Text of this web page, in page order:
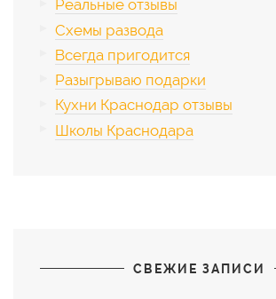
Реальные отзывы
Схемы развода
Всегда пригодится
Разыгрываю подарки
Кухни Краснодар отзывы
Школы Краснодара
СВЕЖИЕ ЗАПИСИ